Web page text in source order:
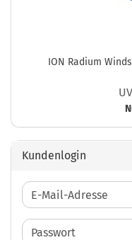
ION Radium
Kundenlogin
E-
Mail-
Adresse
Passwort